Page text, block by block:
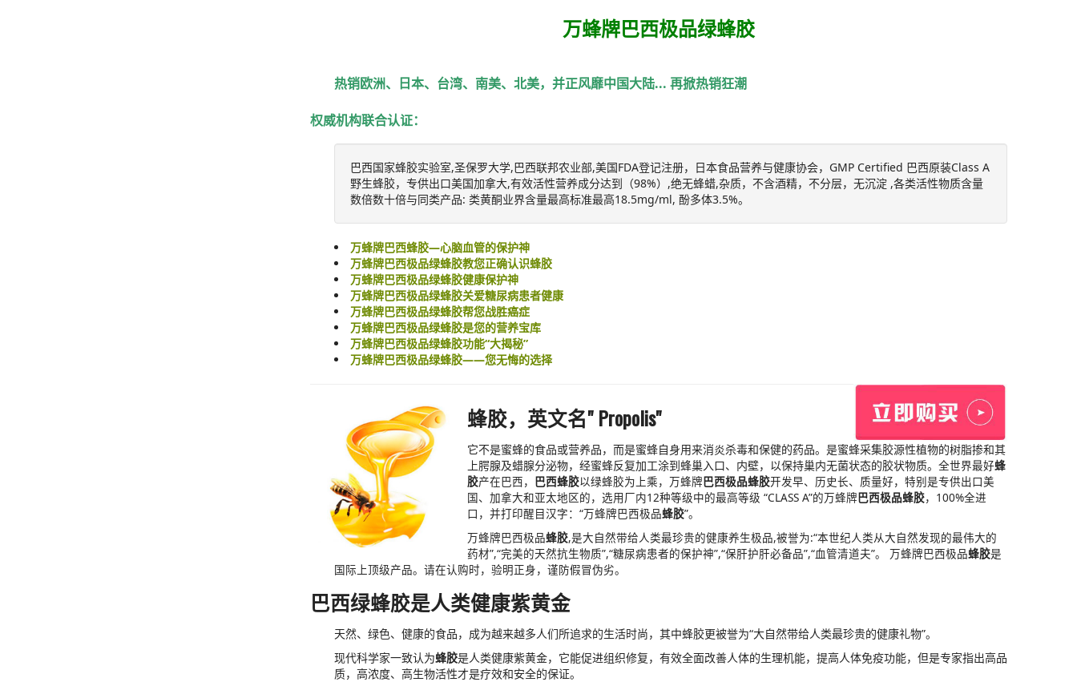
万蜂牌巴西极品绿蜂胶
热销欧洲、日本、台湾、南美、北美，并正风靡中国大陆... 再掀热销狂潮
权威机构联合认证：
巴西国家蜂胶实验室,圣保罗大学,巴西联邦农业部,美国FDA登记注册，日本食品营养与健康协会，GMP Certified 巴西原装Class A
野生蜂胶，专供出口美国加拿大,有效活性营养成分达到（98%）,绝无蜂蜡,杂质，不含酒精，不分层，无沉淀 ,各类活性物质含量
数倍数十倍与同类产品: 类黄酮业界含量最高标准最高18.5mg/ml, 酚多体3.5%。
万蜂牌巴西蜂胶—心脑血管的保护神
万蜂牌巴西极品绿蜂胶教您正确认识蜂胶
万蜂牌巴西极品绿蜂胶健康保护神
万蜂牌巴西极品绿蜂胶关爱糖尿病患者健康
万蜂牌巴西极品绿蜂胶帮您战胜癌症
万蜂牌巴西极品绿蜂胶是您的营养宝库
万蜂牌巴西极品绿蜂胶功能“大揭秘”
万蜂牌巴西极品绿蜂胶——您无悔的选择
蜂胶，英文名" Propolis"
它不是蜜蜂的食品或营养品，而是蜜蜂自身用来消炎杀毒和保健的药品。是蜜蜂采集胶源性植物的树脂掺和其
上腭腺及蜡腺分泌物，经蜜蜂反复加工涂到蜂巢入口、内壁，以保持巢内无菌状态的胶状物质。 全世界最好蜂
胶产在巴西， 巴西蜂胶以绿蜂胶为上乘，万蜂牌巴西极品蜂胶开发早、历史长、质量好，特别是专供出口美
国、加拿大和亚太地区的，选用厂内12种等级中的最高等级 “CLASS A”的万蜂牌巴西极品蜂胶，100%全进
口，并打印醒目汉字：“万蜂牌巴西极品蜂胶”。
万蜂牌巴西极品蜂胶,是大自然带给人类最珍贵的健康养生极品,被誉为:“本世纪人类从大自然发现的最伟大的
药材”,“完美的天然抗生物质”,“糖尿病患者的保护神”,“保肝护肝必备品”,“血管清道夫”。
万蜂牌巴西极品蜂胶是
国际上顶级产品。请在认购时，验明正身，谨防假冒伪劣。
巴西绿蜂胶是人类健康紫黄金
天然、绿色、健康的食品，成为越来越多人们所追求的生活时尚，其中蜂胶更被誉为“大自然带给人类最珍贵的健康礼物”。
现代科学家一致认为蜂胶是人类健康紫黄金，它能促进组织修复，有效全面改善人体的生理机能，提高人体免疫功能，但是专家指出高品
质，高浓度、高生物活性才是疗效和安全的保证。